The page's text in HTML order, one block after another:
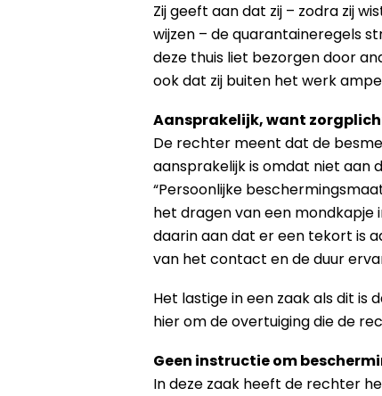
Zij geeft aan dat zij – zodra zij
wijzen – de quarantaineregels
deze thuis liet bezorgen door
ook dat zij buiten het werk
Aansprakelijk, want
De rechter meent dat de
aansprakelijk is omdat niet aan
“Persoonlijke
het dragen van een
daarin aan dat er een tekort is
van het contact en de duur
Het lastige in een zaak als dit
hier om de overtuiging die de
Geen instructie om
In deze zaak heeft de rechter